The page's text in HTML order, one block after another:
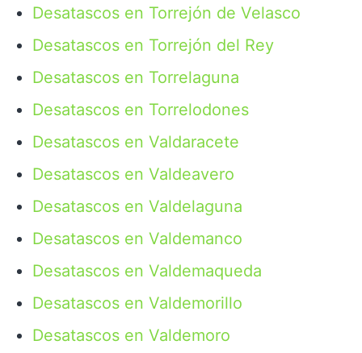
Desatascos en Torrejón de Velasco
Desatascos en Torrejón del Rey
Desatascos en Torrelaguna
Desatascos en Torrelodones
Desatascos en Valdaracete
Desatascos en Valdeavero
Desatascos en Valdelaguna
Desatascos en Valdemanco
Desatascos en Valdemaqueda
Desatascos en Valdemorillo
Desatascos en Valdemoro